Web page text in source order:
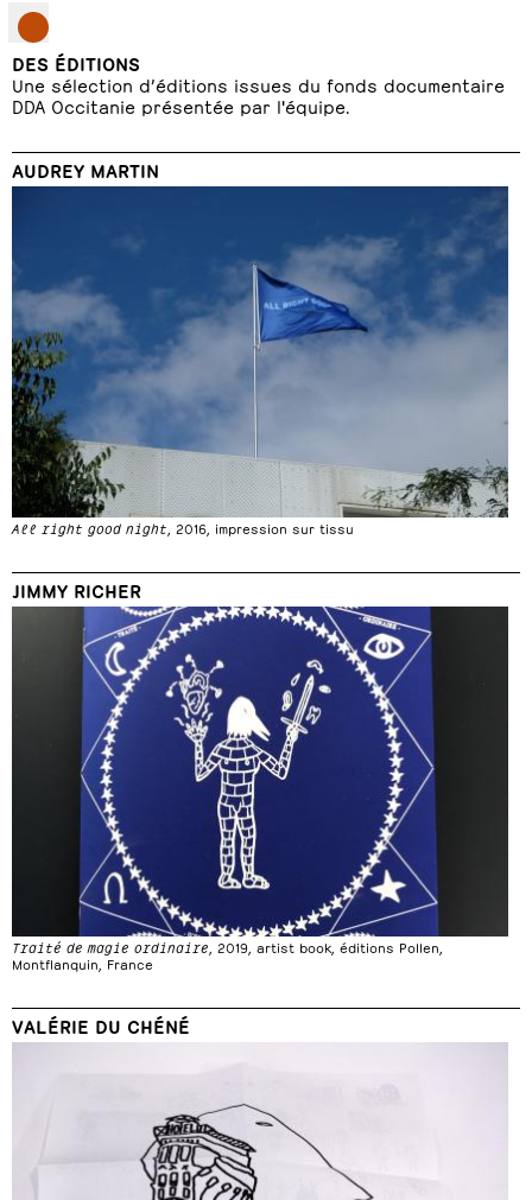
DES ÉDITIONS
Une sélection d’éditions issues du fonds documentaire
DDA Occitanie présentée par l'équipe.
AUDREY MARTIN
All right good night , 2016, impression sur tissu
JIMMY RICHER
Traité de magie ordinaire, 2019, artist book, éditions Pollen,
Montflanquin, France
VALÉRIE DU CHÉNÉ